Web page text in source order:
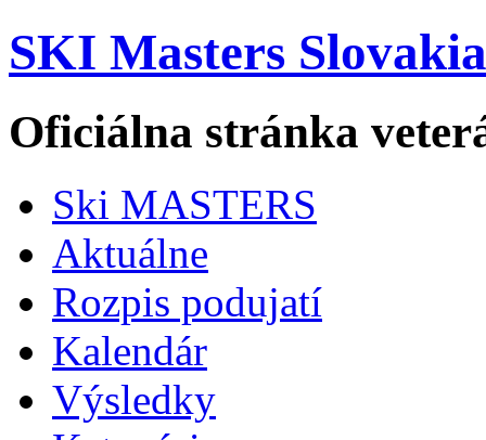
SKI Masters Slovakia
Oficiálna stránka
Ski MASTERS
Aktuálne
Rozpis podujatí
Kalendár
Výsledky